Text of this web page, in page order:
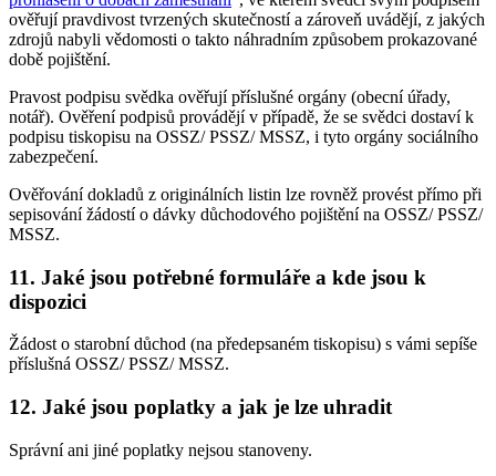
ověřují pravdivost tvrzených skutečností a zároveň uvádějí, z jakých
zdrojů nabyli vědomosti o takto náhradním způsobem prokazované
době pojištění.
Pravost podpisu svědka ověřují příslušné orgány (obecní úřady,
notář). Ověření podpisů provádějí v případě, že se svědci dostaví k
podpisu tiskopisu na OSSZ/ PSSZ/ MSSZ, i tyto orgány sociálního
zabezpečení.
Ověřování dokladů z originálních listin lze rovněž provést přímo při
sepisování žádostí o dávky důchodového pojištění na OSSZ/ PSSZ/
MSSZ.
11. Jaké jsou potřebné formuláře a kde jsou k
dispozici
Žádost o starobní důchod (na předepsaném tiskopisu) s vámi sepíše
příslušná OSSZ/ PSSZ/ MSSZ.
12. Jaké jsou poplatky a jak je lze uhradit
Správní ani jiné poplatky nejsou stanoveny.